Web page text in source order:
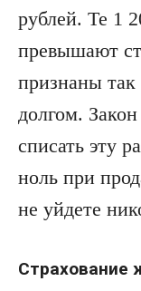
рублей. Те 1
превышают
признаны
долгом.
списать эту
ноль при
не уйдете
Страхование